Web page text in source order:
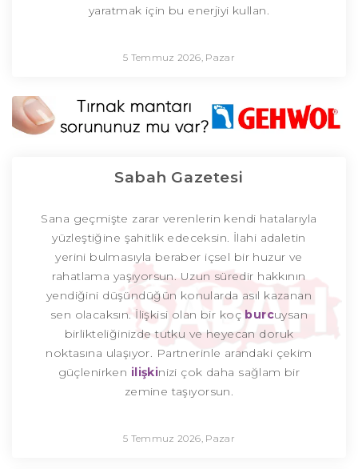
yaratmak için bu enerjiyi kullan.
5 Temmuz 2026, Pazar
Sabah Gazetesi
Sana geçmişte zarar verenlerin kendi hatalarıyla
yüzleştiğine şahitlik edeceksin. İlahi adaletin
yerini bulmasıyla beraber içsel bir huzur ve
rahatlama yaşıyorsun. Uzun süredir hakkının
yendiğini düşündüğün konularda asıl kazanan
sen olacaksın. İlişkisi olan bir koç burcuysan
birlikteliğinizde tutku ve heyecan doruk
noktasına ulaşıyor. Partnerinle arandaki çekim
güçlenirken ilişkinizi çok daha sağlam bir
zemine taşıyorsun.
5 Temmuz 2026, Pazar